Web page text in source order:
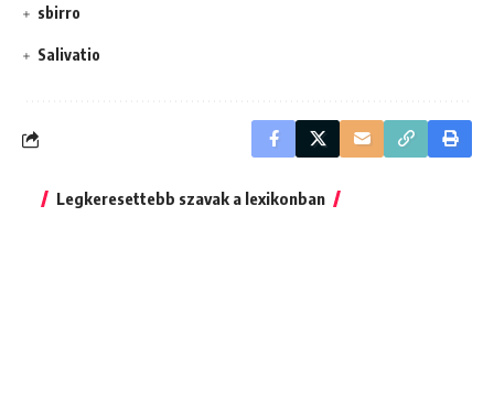
sbirro
Salivatio
Legkeresettebb szavak a lexikonban